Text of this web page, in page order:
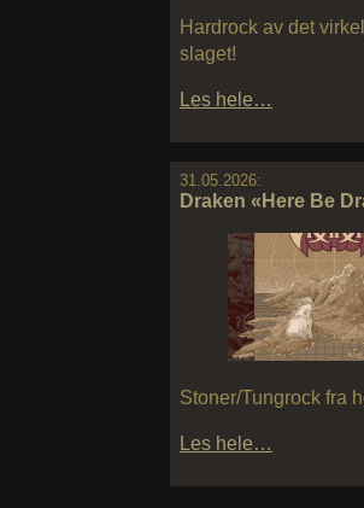
Hardrock av det
slaget!
Les hele…
31.05.2026:
Draken «Here Be
Stoner/Tungrock fra
Les hele…